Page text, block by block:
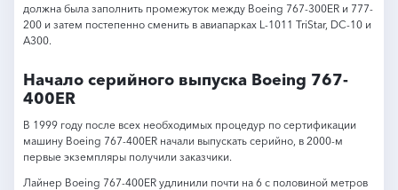
должна была заполнить промежуток между Boeing 767-300ER и 777-
200 и затем постепенно сменить в авиапарках L-1011 TriStar, DC-10 и
А300.
Начало серийного выпуска Boeing 767-
400ER
В 1999 году после всех необходимых процедур по сертификации
машину Boeing 767-400ER начали выпускать серийно, в 2000-м
первые экземпляры получили заказчики.
Лайнер Boeing 767-400ER удлинили почти на 6 с половиной метров